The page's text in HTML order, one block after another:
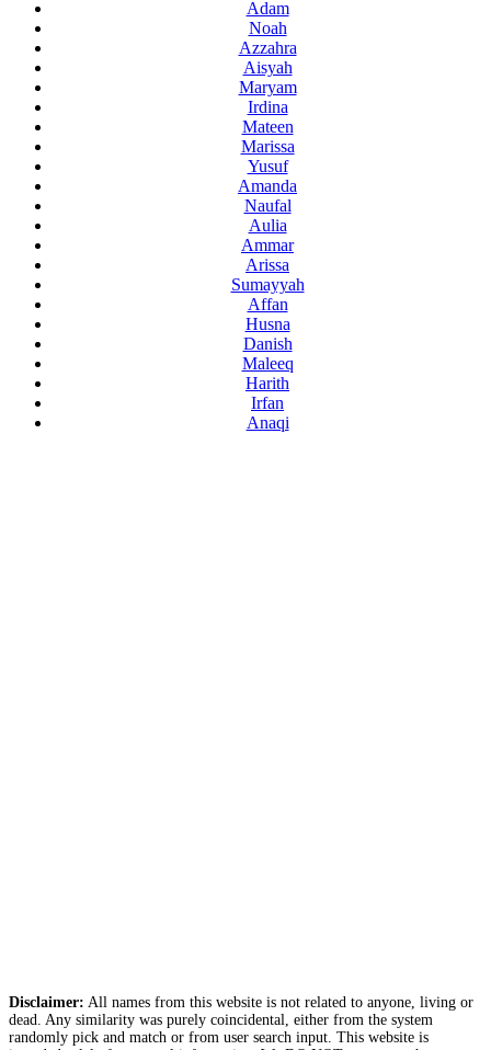
Adam
Noah
Azzahra
Aisyah
Maryam
Irdina
Mateen
Marissa
Yusuf
Amanda
Naufal
Aulia
Ammar
Arissa
Sumayyah
Affan
Husna
Danish
Maleeq
Harith
Irfan
Anaqi
Disclaimer: All names from this website is not related to anyone, living or
dead. Any similarity was purely coincidental, either from the system
randomly pick and match or from user search input. This website is